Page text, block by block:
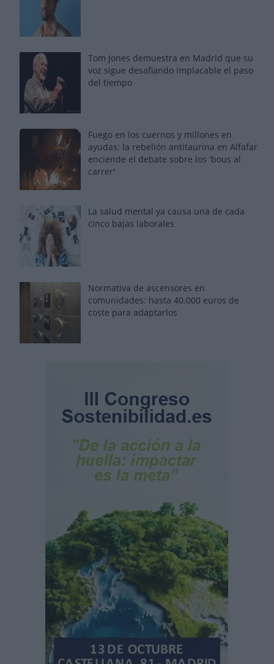
Tom Jones demuestra en Madrid que su
voz sigue desafiando implacable el paso
del tiempo
Fuego en los cuernos y millones en
ayudas: la rebelión antitaurina en Alfafar
enciende el debate sobre los 'bous al
carrer'
La salud mental ya causa una de cada
cinco bajas laborales
Normativa de ascensores en
comunidades: hasta 40.000 euros de
coste para adaptarlos